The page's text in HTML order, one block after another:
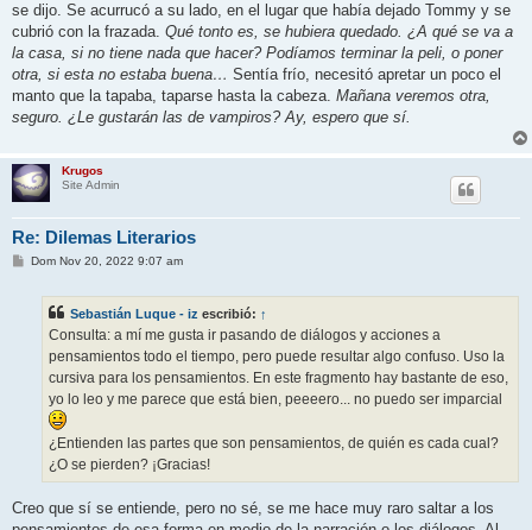
se dijo. Se acurrucó a su lado, en el lugar que había dejado Tommy y se
cubrió con la frazada. Qué tonto es, se hubiera quedado. ¿A qué se va a
la casa, si no tiene nada que hacer? Podíamos terminar la peli, o poner
otra, si esta no estaba buena… Sentía frío, necesitó apretar un poco el
manto que la tapaba, taparse hasta la cabeza. Mañana veremos otra,
seguro. ¿Le gustarán las de vampiros? Ay, espero que sí.
Krugos
Site Admin
Re: Dilemas Literarios
MDom Nov 20, 2022 9:07 am
Sebastián Luque - iz escribió: ↑
Consulta: a mí me gusta ir pasando de diálogos y acciones a
pensamientos todo el tiempo, pero puede resultar algo confuso. Uso la
cursiva para los pensamientos. En este fragmento hay bastante de eso,
yo lo leo y me parece que está bien, peeeero... no puedo ser imparcial
¿Entienden las partes que son pensamientos, de quién es cada cual?
¿O se pierden? ¡Gracias!
Creo que sí se entiende, pero no sé, se me hace muy raro saltar a los